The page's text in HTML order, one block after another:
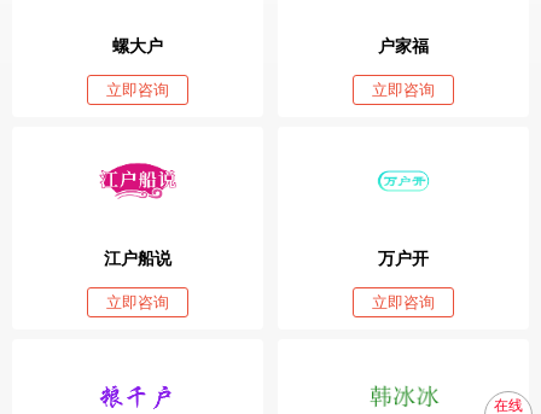
螺大户
立即咨询
户家福
立即咨询
江户船说
立即咨询
万户开
立即咨询
在线